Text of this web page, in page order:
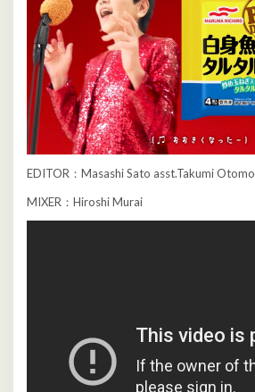
EDITOR：Masashi Sato asst.Takumi Otomo
MIXER：Hiroshi Murai